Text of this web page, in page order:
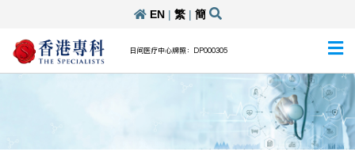
EN| 繁| 簡
日间医疗中心牌照：DP000305